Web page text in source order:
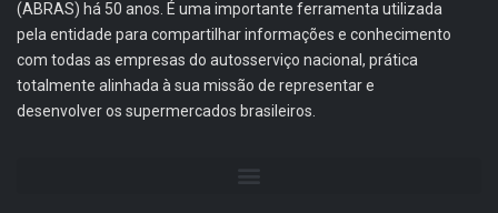
(ABRAS) há 50 anos. É uma importante ferramenta utilizada
pela entidade para compartilhar informações e conhecimento
com todas as empresas do autosserviço nacional, prática
totalmente alinhada à sua missão de representar e
desenvolver os supermercados brasileiros.